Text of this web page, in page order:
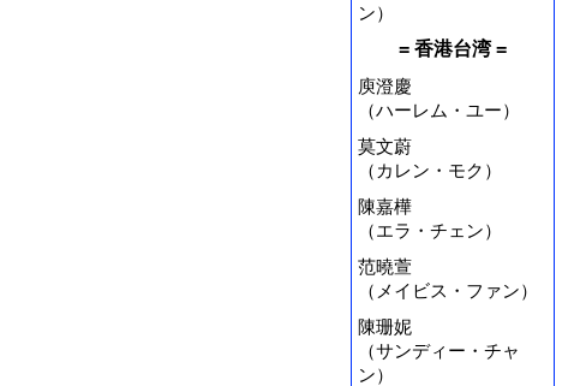
ン）
= 香港台湾 =
庾澄慶
（ハーレム・ユー）
莫文蔚
（カレン・モク）
陳嘉樺
（エラ・チェン）
范曉萱
（メイビス・ファン）
陳珊妮
（サンディー・チャ
ン）